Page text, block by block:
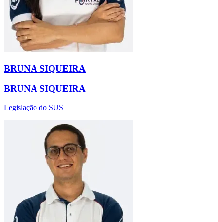
BRUNA SIQUEIRA
BRUNA SIQUEIRA
Legislação do SUS